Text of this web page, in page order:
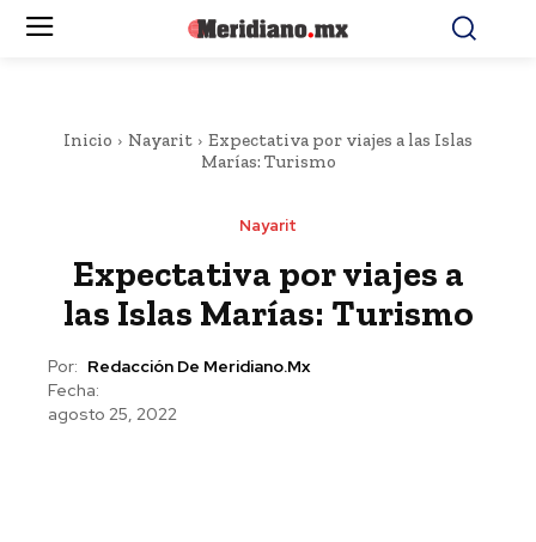
Inicio Nayarit
Expectativa por viajes a las Islas
Marías: Turismo
Nayarit
Expectativa por viajes a
las Islas Marías: Turismo
Por: Redacción De Meridiano.mx
Fecha:
agosto 25, 2022